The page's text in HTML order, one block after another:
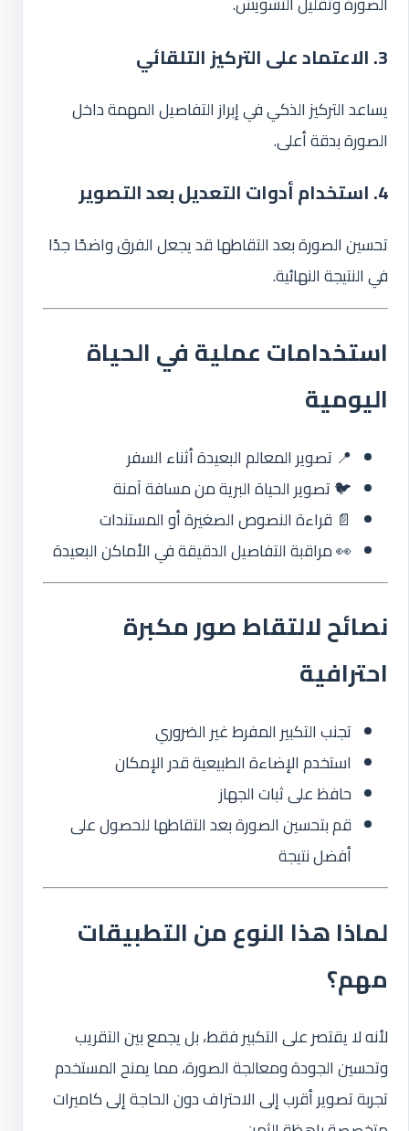
3. الاعتماد على التركيز التلقائي
يساعد التركيز الذكي في إبراز التفاصيل المهمة داخل
الصورة بدقة أعلى.
4. استخدام أدوات التعديل بعد التصوير
تحسين الصورة بعد التقاطها قد يجعل الفرق واضحًا جدًا
في النتيجة النهائية.
استخدامات عملية في الحياة
اليومية
📍 تصوير المعالم البعيدة أثناء السفر
🐦 تصوير الحياة البرية من مسافة آمنة
📄 قراءة النصوص الصغيرة أو المستندات
👀 مراقبة التفاصيل الدقيقة في الأماكن البعيدة
نصائح لالتقاط صور مكبرة
احترافية
تجنب التكبير المفرط غير الضروري
استخدم الإضاءة الطبيعية قدر الإمكان
حافظ على ثبات الجهاز
قم بتحسين الصورة بعد التقاطها للحصول على
أفضل نتيجة
لماذا هذا النوع من التطبيقات
مهم؟
لأنه لا يقتصر على التكبير فقط، بل يجمع بين التقريب
وتحسين الجودة ومعالجة الصورة، مما يمنح المستخدم
تجربة تصوير أقرب إلى الاحتراف دون الحاجة إلى كاميرات